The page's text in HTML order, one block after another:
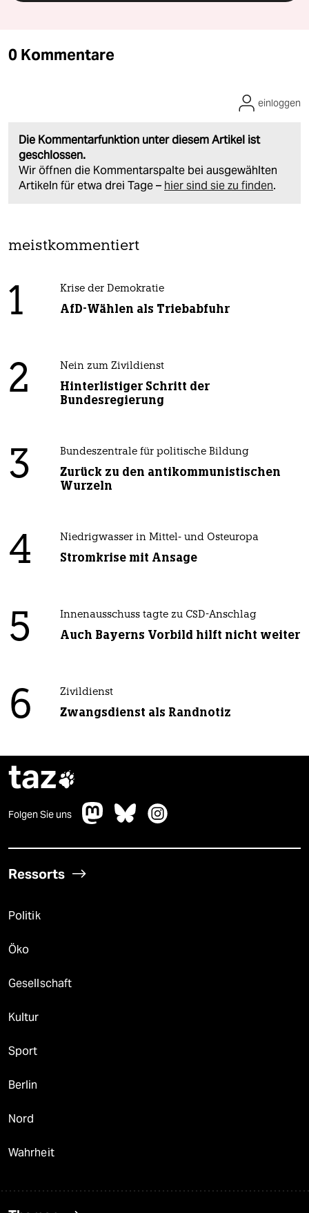
0 Kommentare
Die Kommentarfunktion unter diesem Artikel ist
geschlossen.
Wir öffnen die Kommentarspalte bei ausgewählten
Artikeln für etwa drei Tage – hier sind sie zu finden.
einloggen
meistkommentiert
1 Krise der Demokratie
AfD-Wählen als Triebabfuhr
2 Nein zum Zivildienst
Hinterlistiger Schritt der
Bundesregierung
3 Bundeszentrale für politische Bildung
Zurück zu den antikommunistischen
Wurzeln
4 Niedrigwasser in Mittel- und Osteuropa
Stromkrise mit Ansage
5 Innenausschuss tagte zu CSD-Anschlag
Auch Bayerns Vorbild hilft nicht weiter
6 Zivildienst
Zwangsdienst als Randnotiz
taz
Folgen Sie uns
Ressorts
Politik
Öko
Gesellschaft
Kultur
Sport
Berlin
Nord
Wahrheit